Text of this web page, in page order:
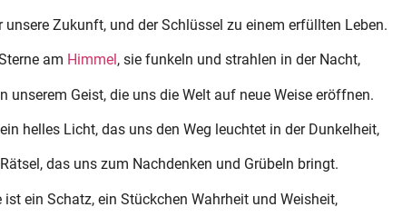
Zukunft, und der Schlüssel zu einem erfüllten Leben.
am Himmel , sie funkeln und strahlen in der Nacht,
unserem Geist, die uns die Welt auf neue Weise eröffnen.
helles Licht, das uns den Weg leuchtet in der Dunkelheit,
das uns zum Nachdenken und Grübeln bringt.
ist ein Schatz, ein Stückchen Wahrheit und Weisheit,